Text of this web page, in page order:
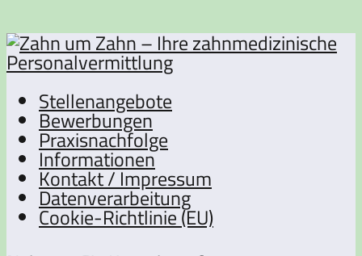
Stellenangebote
Bewerbungen
Praxisnachfolge
Informationen
Kontakt / Impressum
Datenverarbeitung
Cookie-Richtlinie (EU)